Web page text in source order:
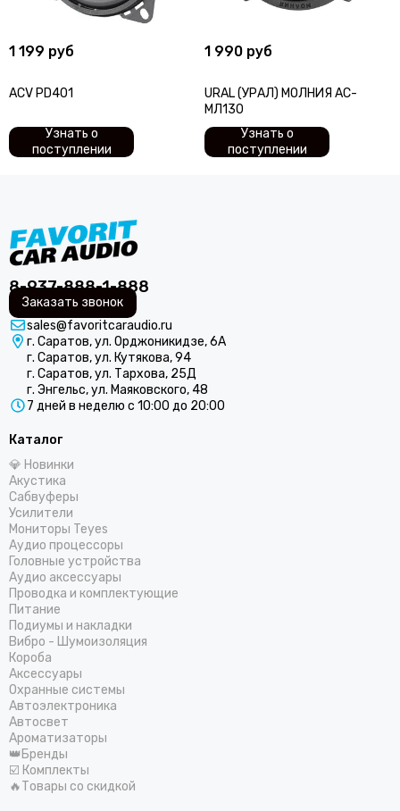
1 199 руб
ACV PD401
Узнать о
поступлении
1 990 руб
URAL (УРАЛ) МОЛНИЯ АС-
МЛ130
Узнать о
поступлении
8-937-888-1-888
Заказать звонок
sales@favoritcaraudio.ru
г. Саратов, ул. Орджоникидзе, 6А
г. Саратов, ул. Кутякова, 94
г. Саратов, ул. Тархова, 25Д
г. Энгельс, ул. Маяковского, 48
7 дней в неделю с 10:00 до 20:00
Каталог
💎 Новинки
Акустика
Сабвуферы
Усилители
Мониторы Teyes
Аудио процессоры
Головные устройства
Аудио аксессуары
Проводка и комплектующие
Питание
Подиумы и накладки
Вибро - Шумоизоляция
Короба
Аксессуары
Охранные системы
Автоэлектроника
Автосвет
Ароматизаторы
👑Бренды
☑️ Комплекты
🔥Товары со скидкой